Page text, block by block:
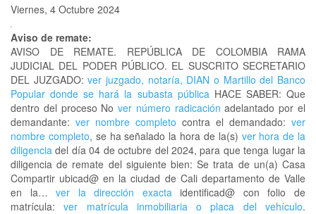
Viernes, 4 Octubre 2024
Aviso de remate:
AVISO DE REMATE. REPÚBLICA DE COLOMBIA RAMA
JUDICIAL DEL PODER PÚBLICO. EL SUSCRITO SECRETARIO
DEL JUZGADO: ver juzgado, notaría, DIAN o Martillo del Banco
Popular donde se hará la subasta públicaHACE SABER: Que
dentro del proceso Nover número radicación adelantado por el
demandante: ver nombre completo contra el demandado: ver
nombre completo, se ha señalado la hora de la(s) ver hora de la
diligencia del día 04 de octubre del 2024, para que tenga lugar la
diligencia de remate del siguiente bien: Se trata de un(a) Casa
Compartir ubicad@ en la ciudad de Cali departamento de Valle
en la…ver la dirección exactaidentificad@ con folio de
matrícula:ver matrícula inmobiliaria o placa del vehículo.